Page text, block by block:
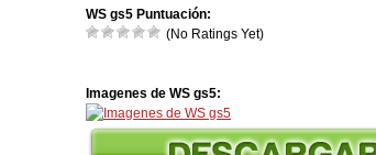
WS gs5 Puntuación:
(No Ratings Yet)
Imagenes de WS gs5: